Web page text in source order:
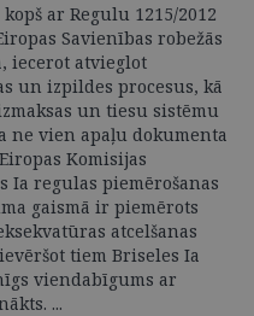
ar Regulu 1215/2012
Savienības robežās
iecerot atvieglot
un izpildes procesus, kā
un tiesu sistēmu
ne vien apaļu dokumenta
Komisijas
regulas piemērošanas
gaismā ir piemērots
atcelšanas
tiem Briseles Ia
viendabīgums ar
...